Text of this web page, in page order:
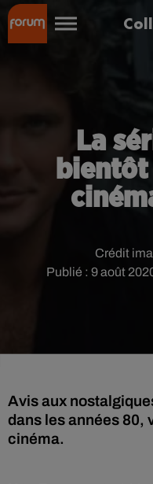
La
Publié : 9 août
Crédit
Avis aux
dans les années 80,
cinéma.